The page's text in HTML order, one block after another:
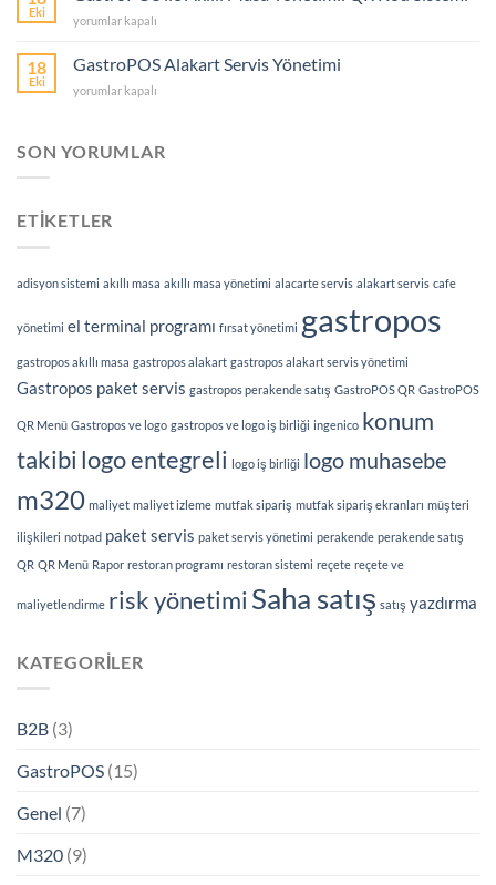
Dijitale
Dönüş!
Eki
GastroPOS
Akıllı
Masa
Yönetimi:
Sistemi
yorumlar kapalı
18
Eki
GastroPOS Alakart Servis Yönetimi
GastroPOS
Yönetimi
yorumlar kapalı
SON YORUMLAR
ETİKETLER
adisyon sistemi akıllı masa akıllı masa yönetimi alacarte servis alakart servis cafe
yönetimi el terminal programı fırsat yönetimi gastropos
gastropos akıllı masa gastropos alakart gastropos alakart servis yönetimi
Gastropos paket servis gastropos perakende satış GastroPOS QR GastroPOS
QR Menü Gastropos ve logo gastropos ve logo iş birliği ingenico konum
takibilogo entegreli logo iş birliği logo muhasebe
m320 maliyet maliyet izleme mutfak sipariş mutfak sipariş ekranları müşteri
ilişkileri notpad paket servis paket servis yönetimi perakende perakende satış
QR QR Menü Rapor restoran programı restoran sistemi reçete reçete ve
maliyetlendirme risk yönetimiSaha satış satış yazdırma
KATEGORILER
B2B (3)
GastroPOS (15)
Genel (7)
M320 (9)